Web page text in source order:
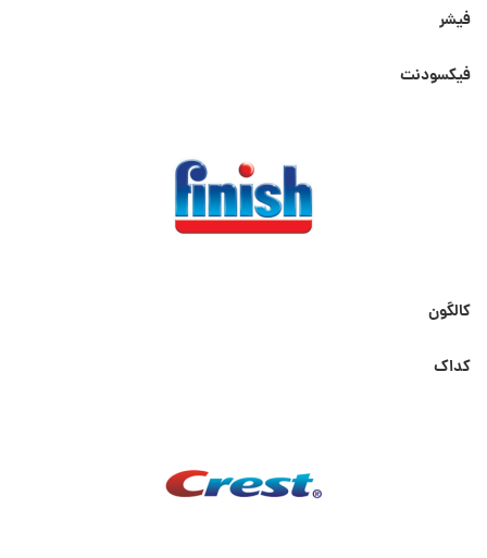
فیشر
فیکسودنت
کالگون
کداک